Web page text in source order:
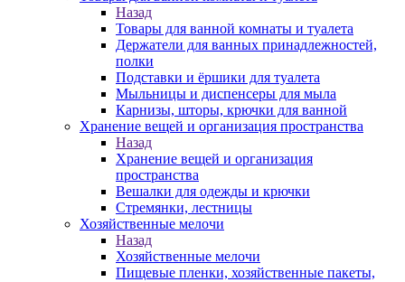
Назад
Товары для ванной комнаты и туалета
Держатели для ванных принадлежностей,
полки
Подставки и ёршики для туалета
Мыльницы и диспенсеры для мыла
Карнизы, шторы, крючки для ванной
Хранение вещей и организация пространства
Назад
Хранение вещей и организация
пространства
Вешалки для одежды и крючки
Стремянки, лестницы
Хозяйственные мелочи
Назад
Хозяйственные мелочи
Пищевые пленки, хозяйственные пакеты,